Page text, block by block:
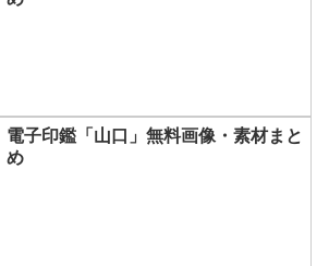
電子印鑑「山口」無料画像・素材まと
め